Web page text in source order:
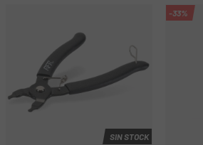
SIN STOCK
-33%